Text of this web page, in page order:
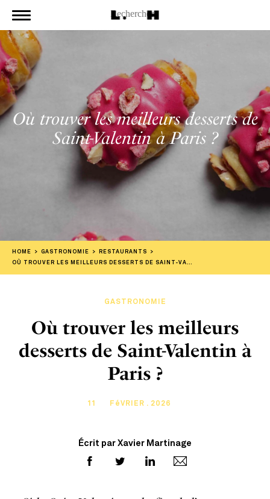
Où trouver les meilleurs desserts de
Saint-Valentin à Paris ?
HOME GASTRONOMIE
RESTAURANTS
OÙ TROUVER LES MEILLEURS DESSERTS DE SAINT-VALENTIN À PARIS ?
GASTRONOMIE
Où trouver les meilleurs
desserts de Saint-Valentin à
Paris ?
11 FéVRIER . 2026
Écrit par Xavier Martinage